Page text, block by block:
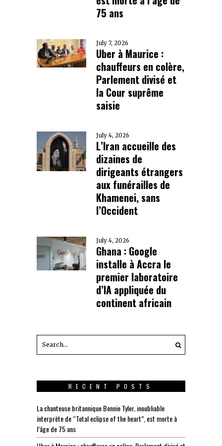
75 ans
July 7, 2026
Uber à Maurice :
chauffeurs en colère,
Parlement divisé et
la Cour suprême
saisie
July 4, 2026
L’Iran accueille des
dizaines de
dirigeants étrangers
aux funérailles de
Khamenei, sans
l’Occident
July 4, 2026
Ghana : Google
installe à Accra le
premier laboratoire
d’IA appliquée du
continent africain
RECENT POSTS
La chanteuse britannique Bonnie Tyler, inoubliable
interprète de “Total eclipse of the heart”, est morte à
l’âge de 75 ans